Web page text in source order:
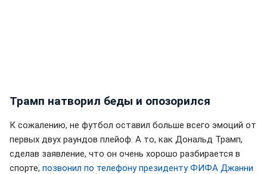
Трамп натворил беды и опозорился
К сожалению, не футбол оставил больше всего эмоций от
первых двух раундов плейоф. А то, как Дональд Трамп,
сделав заявление, что он очень хорошо разбирается в
спорте, позвонил по телефону президенту ФИФА Джанни